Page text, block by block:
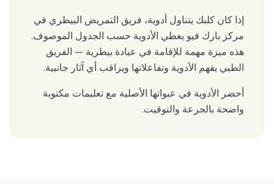
إذا كان كلبك يتناول أدوية، فريق التمريض البيطري في
مركز بارك فيو يعطي الأدوية حسب الجدول الموصوف.
هذه ميزة مهمة للإقامة في عيادة بيطرية — الفريق
الطبي يفهم الأدوية وتفاعلاتها ويراقب أي آثار جانبية.
أحضر الأدوية في عبواتها الأصلية مع تعليمات مكتوبة
واضحة بالجرعة والتوقيت.